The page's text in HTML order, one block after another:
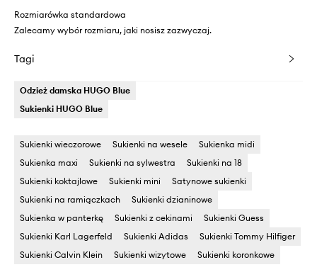
Rozmiarówka standardowa
Zalecamy wybór rozmiaru, jaki nosisz zazwyczaj.
Tagi
Odzież damska HUGO Blue
Sukienki HUGO Blue
Sukienki wieczorowe Sukienki na wesele
Sukienka midi
Sukienka maxi
Sukienki na sylwestra
Sukienki na 18
Sukienki koktajlowe
Sukienki mini
Satynowe sukienki
Sukienki na ramiączkach
Sukienki dzianinowe
Sukienka w panterkę
Sukienki z cekinami
Sukienki Guess
Sukienki Karl Lagerfeld
Sukienki Adidas
Sukienki Tommy Hilfiger
Sukienki Calvin Klein
Sukienki wizytowe Sukienki koronkowe